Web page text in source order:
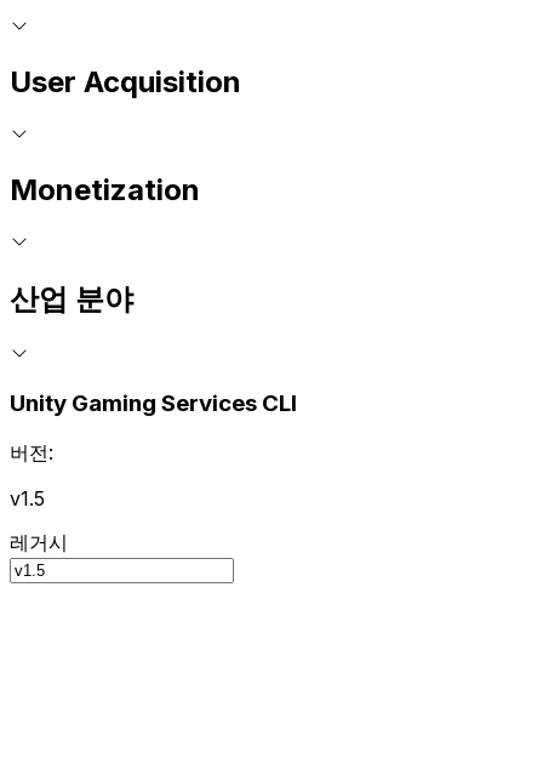
User Acquisition
Monetization
산업 분야
Unity Gaming Services CLI
버전:
v1.5
레거시